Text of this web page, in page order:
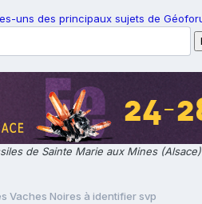
uns des principaux sujets de
de Sainte Marie aux Mines
Vaches Noires à identifier svp